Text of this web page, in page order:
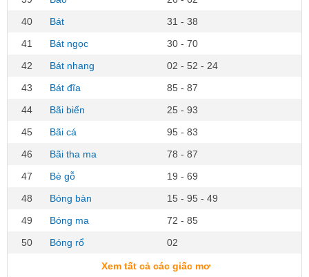
40
Bát
31 - 38
41
Bát ngọc
30 - 70
42
Bát nhang
02 - 52 - 24
43
Bát đĩa
85 - 87
44
Bãi biển
25 - 93
45
Bãi cá
95 - 83
46
Bãi tha ma
78 - 87
47
Bè gỗ
19 - 69
48
Bóng bàn
15 - 95 - 49
49
Bóng ma
72 - 85
50
Bóng rổ 02
Xem tất cả các giấc mơ